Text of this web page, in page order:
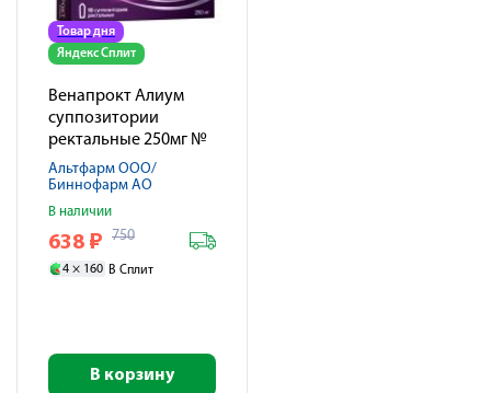
Товар дня
Яндекс Сплит
Венапрокт Алиум
суппозитории
ректальные 250мг №
10
Альтфарм ООО/
Биннофарм АО
В наличии
638 ₽ 750
4 × 160 В Сплит
В корзину